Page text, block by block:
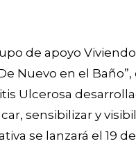
de apoyo
Nuevo en el
Ulcerosa
sensibilizar y
se lanzará el 19